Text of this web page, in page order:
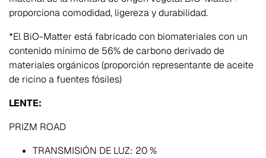
proporciona comodidad, ligereza y durabilidad.
*El BiO-Matter está fabricado con biomateriales con un
contenido mínimo de 56% de carbono derivado de
materiales orgánicos (proporción representante de aceite
de ricino a fuentes fósiles)
LENTE:
PRIZM ROAD
TRANSMISIÓN DE LUZ: 20 %